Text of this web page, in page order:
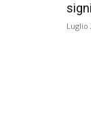
Luglio